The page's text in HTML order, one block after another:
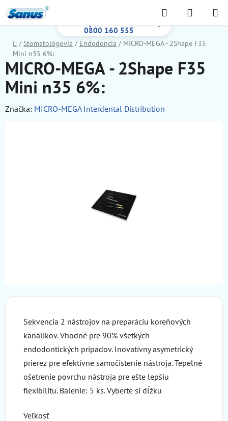
na
obsah
0800 160 555
Hľadať
KOŠÍK
Domov
/ Stomatológovia / Endodoncia / MICRO-MEGA - 2Shape F35
Mini n35 6%:
Sekvencia 2 nástrojov na preparáciu koreňových
kanálikov. Vhodné pre 90% všetkých
endodontických prípadov. Inovatívny asymetrický
prierez pre efektívne samočistenie nástroja. Tepelné
ošetrenie povrchu nástroja pre ešte lepšiu
flexibilitu. Balenie: 5 ks. Vyberte si dĺžku
Veľkosť
MICRO-MEGA - 2Shape F35
Mini n35 6%:
Značka: MICRO-MEGA Interdental Distribution